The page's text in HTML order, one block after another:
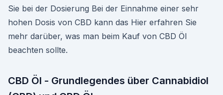
Sie bei der Dosierung Bei der Einnahme einer sehr
hohen Dosis von CBD kann das Hier erfahren Sie
mehr darüber, was man beim Kauf von CBD Öl
beachten sollte.
CBD Öl - Grundlegendes über Cannabidiol